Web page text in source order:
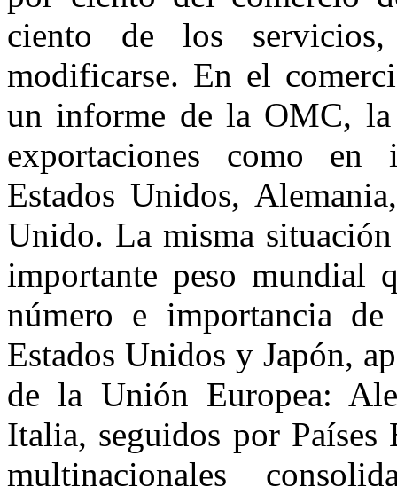
ciento de los
modificarse. En el
un informe de la OMC, la
exportaciones como en
Estados Unidos,
Unido. La misma
importante peso mundial
número e importancia
Estados Unidos y Japón,
de la Unión Europea:
Italia, seguidos por
multinacionales